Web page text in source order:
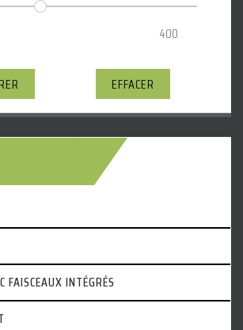
EFFACER
FAISCEAUX INTÉGRÉS